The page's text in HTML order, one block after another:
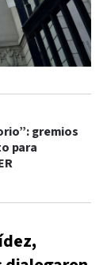
gremios
para